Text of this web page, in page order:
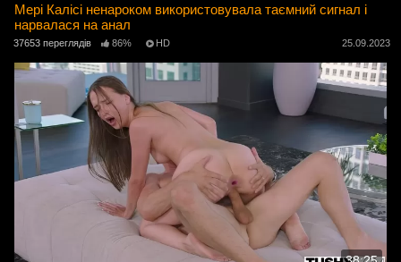
Мері Калісі ненароком використовувала таємний сигнал і
нарвалася на анал
37653 переглядів 86% HD 25.09.2023